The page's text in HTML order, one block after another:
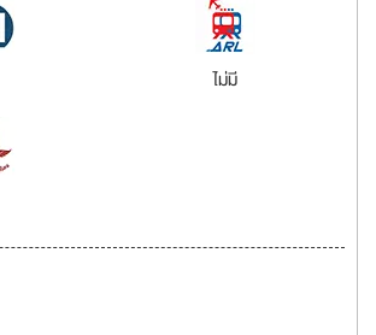
ไม่มี